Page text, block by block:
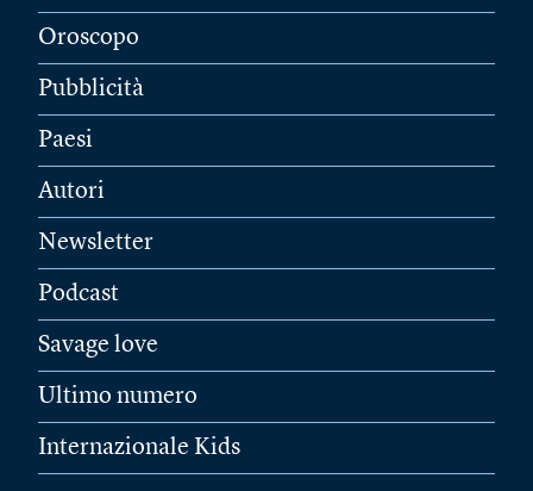
Oroscopo
Pubblicità
Paesi
Autori
Newsletter
Podcast
Savage love
Ultimo numero
Internazionale Kids